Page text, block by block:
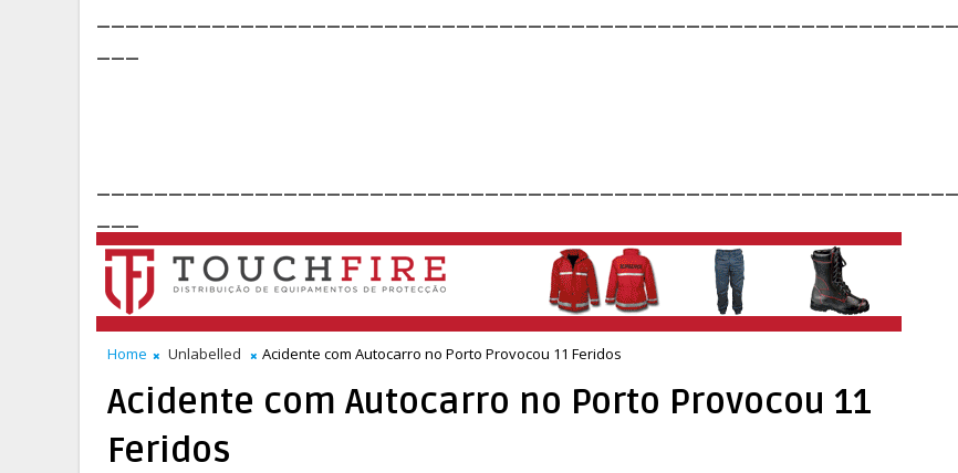
Home Unlabelled Acidente com Autocarro no Porto Provocou 11 Feridos
Acidente com Autocarro no Porto Provocou 11
Feridos